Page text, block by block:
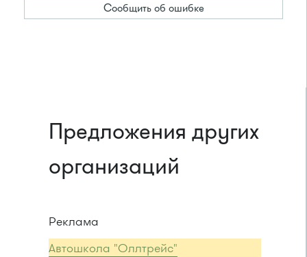
Сообщить об ошибке
Предложения других
организаций
Реклама
Автошкола "Оллтрейс"